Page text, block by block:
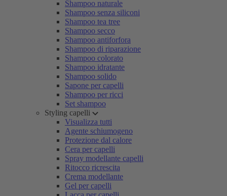
Shampoo naturale
Shampoo senza siliconi
Shampoo tea tree
Shampoo secco
Shampoo antiforfora
Shampoo di riparazione
Shampoo colorato
Shampoo idratante
Shampoo solido
Sapone per capelli
Shampoo per ricci
Set shampoo
Styling capelli
Visualizza tutti
Agente schiumogeno
Protezione dal calore
Cera per capelli
Spray modellante capelli
Ritocco ricrescita
Crema modellante
Gel per capelli